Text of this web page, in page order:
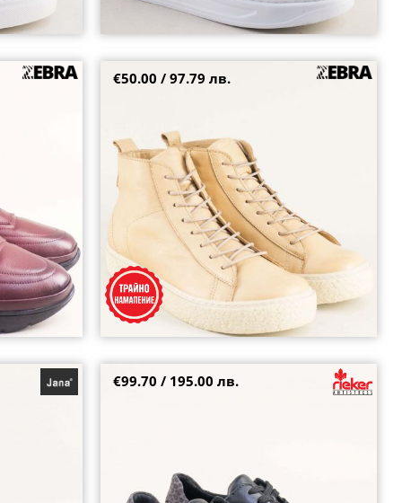
бордо с
Високи дамски кожени кецове на комфортно
40
€50.00 / 97.79 лв.
ходило еко
RIEKER комфортни черни дамски сникърси с
€99.70 / 195.00 лв.